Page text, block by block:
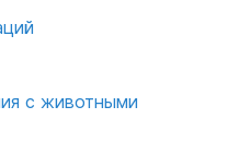
с животными